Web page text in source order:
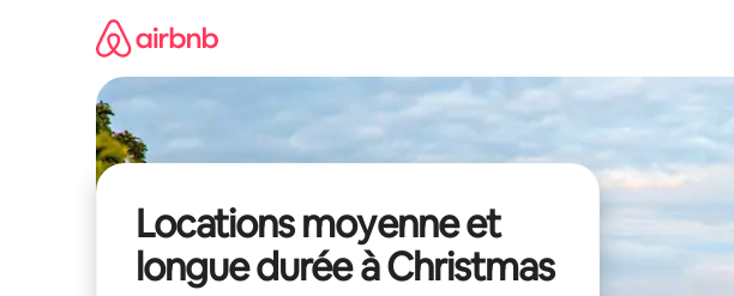
Locations moyenne et
longue durée à Christmas